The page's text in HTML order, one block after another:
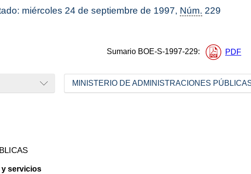
miércoles 24 de septiembre de 1997, Núm. 229
Sumario BOE-S-1997-229: PDF
MINISTERIO DE ADMINISTRACIONES
y servicios